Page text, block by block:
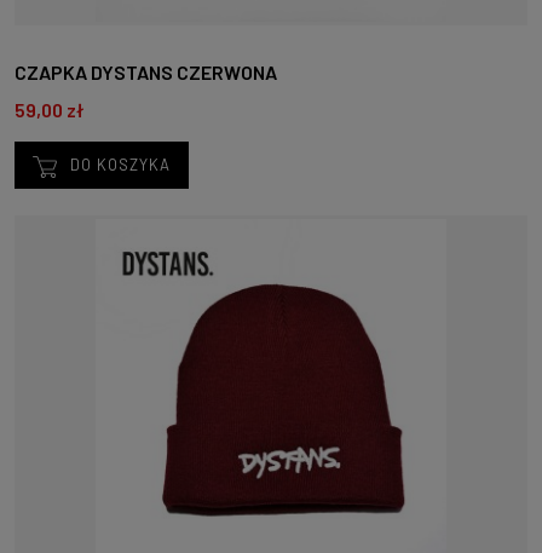
CZAPKA DYSTANS CZERWONA
59,00 zł
DO KOSZYKA